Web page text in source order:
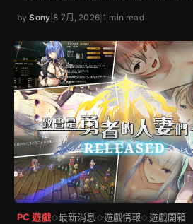
bySony 8 7月, 2026|1 min read
PC 遊戲◇最新消息 ◇遊戲情報◇遊戲開箱